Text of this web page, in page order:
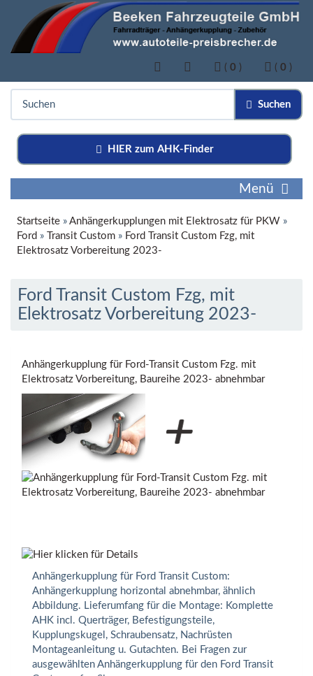
( 0 ) ( 0 )
Suchen
HIER zum AHK-Finder
Menü
Startseite » Anhängerkupplungen mit Elektrosatz für PKW »
Ford » Transit Custom » Ford Transit Custom Fzg, mit
Elektrosatz Vorbereitung 2023-
Ford Transit Custom Fzg, mit
Elektrosatz Vorbereitung 2023-
Anhängerkupplung für Ford-Transit Custom Fzg. mit
Elektrosatz Vorbereitung, Baureihe 2023- abnehmbar
Anhängerkupplung für Ford Transit Custom:
Anhängerkupplung horizontal abnehmbar, ähnlich
Abbildung. Lieferumfang für die Montage: Komplette
AHK incl. Querträger, Befestigungsteile,
Kupplungskugel, Schraubensatz, Nachrüsten
Montageanleitung u. Gutachten. Bei Fragen zur
ausgewählten Anhängerkupplung für den Ford Transit